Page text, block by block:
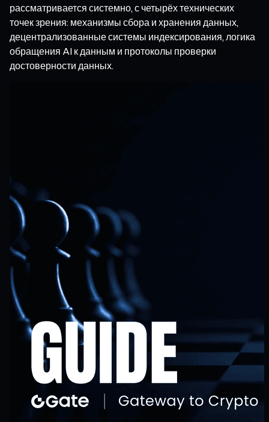
рассматривается системно, с четырёх технических
точек зрения: механизмы сбора и хранения данных,
децентрализованные системы индексирования, логика
обращения AI к данным и протоколы проверки
достоверности данных.